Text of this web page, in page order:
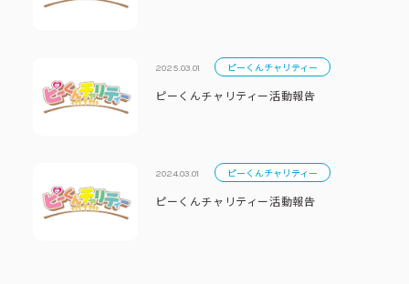
2025.03.01 ピーくんチャリティー
ピーくんチャリティー活動報告
2024.03.01 ピーくんチャリティー
ピーくんチャリティー活動報告